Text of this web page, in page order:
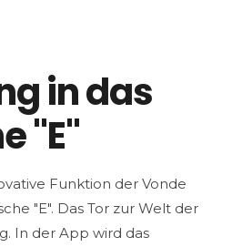
in das
"E"
Funktion der Vonde
"E". Das Tor zur Welt der
In der App wird das